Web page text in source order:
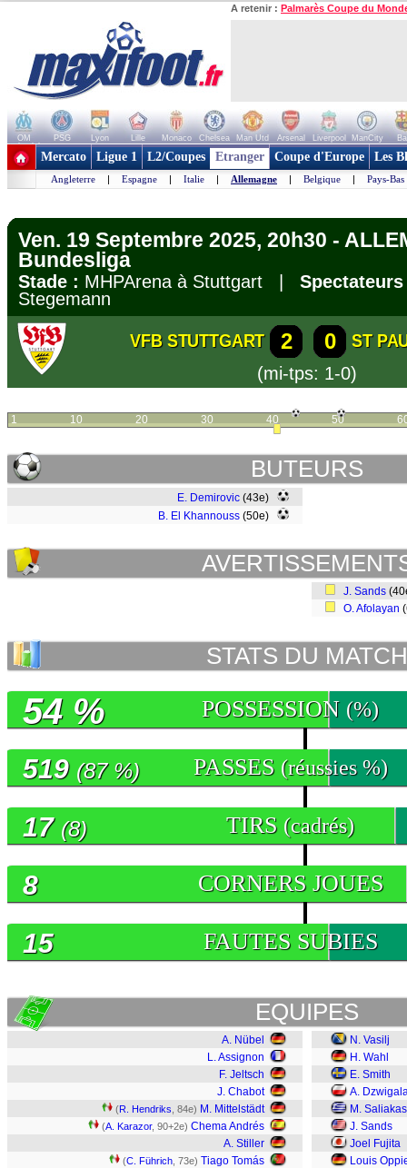
A retenir : Palmarès Coupe du
OM PSG Lyon Lille Monaco Chelsea Man Utd Arsenal Liverpool ManCity
+ de clubs
Mercato Ligue 1 L2/Coupes Etranger Coupe d'Europe Les
Angleterre | Espagne | Italie | Allemagne | Belgique | Pays-Bas
Ven. 19 Septembre 2025, 20h30 -
Bundesliga
Stade : MHPArena à Stuttgart |
Stegemann
VFB STUTTGART 2 0
ST
(mi-tps: 1-0)
1 10 20 30 40 50
BUTEURS
E. Demirovic (43e)
B. El Khannouss (50e)
J. Sands
O. Afolayan
STATS DU MATCH
POSSESSION (%)
54 %
PASSES (réussies %)
519 (87 %)
TIRS (cadrés)
17 (8)
CORNERS JOUES
8
FAUTES SUBIES
15
EQUIPES
A. Nübel
L. Assignon
F. Jeltsch
J. Chabot
(R. Hendriks , 84e) M. Mittelstädt
(A. Karazor, 90+2e) Chema Andrés
A. Stiller
(C. Führich , 73e) Tiago Tomás
N. Vasilj
H. Wahl
E. Smith
A.
M. Saliakas
J. Sands
Joel Fujita
Louis